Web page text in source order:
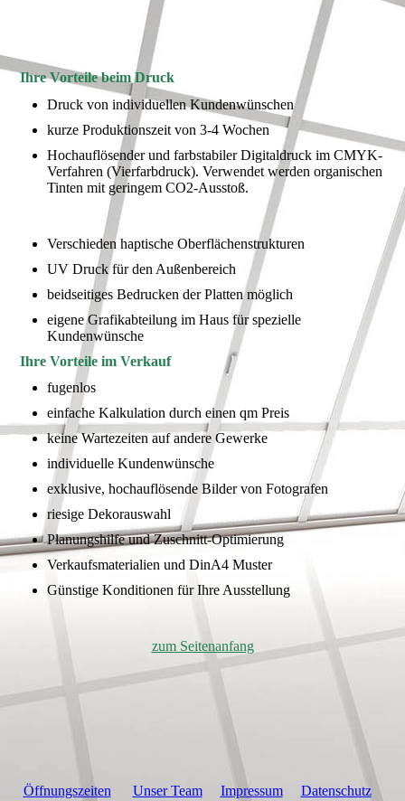
Ihre Vorteile beim Druck
Druck von individuellen Kundenwünschen
kurze Produktionszeit von 3-4 Wochen
Hochauflösender und farbstabiler Digitaldruck im CMYK-
Verfahren (Vierfarbdruck). Verwendet werden organischen
Tinten mit geringem CO2-Ausstoß.
Verschieden haptische Oberflächenstrukturen
UV Druck für den Außenbereich
beidseitiges Bedrucken der Platten möglich
eigene Grafikabteilung im Haus für spezielle
Kundenwünsche
Ihre Vorteile im Verkauf
fugenlos
einfache Kalkulation durch einen qm Preis
keine Wartezeiten auf andere Gewerke
individuelle Kundenwünsche
exklusive, hochauflösende Bilder von Fotografen
riesige Dekorauswahl
Planungshilfe und Zuschnitt-Optimierung
Verkaufsmaterialien und DinA4 Muster
Günstige Konditionen für Ihre Ausstellung
zum Seitenanfang
Öffnungszeiten Unser Team Impressum
Datenschutz